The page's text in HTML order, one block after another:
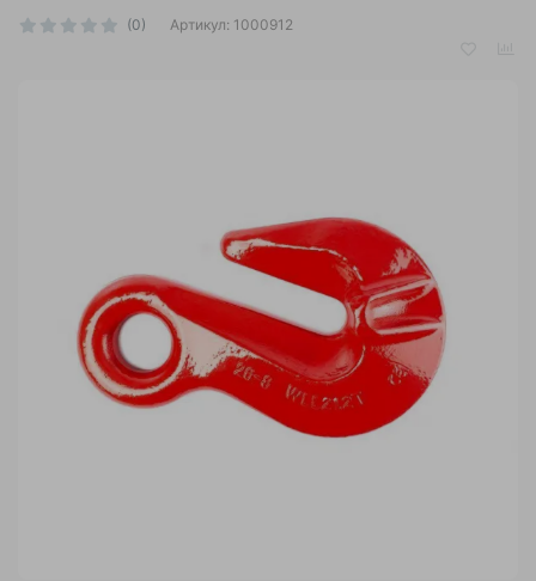
(0) Артикул: 1000912